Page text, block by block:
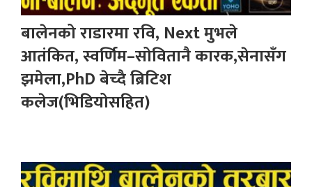
बालेनको राडारमा रवि, Next मुभले
आतंकित, स्वर्णिम–सोवितानै कारक,सेनासँग
झमेला,PhD बेच्दै ब्रिटिश
कलेज(भिडियोसहित)